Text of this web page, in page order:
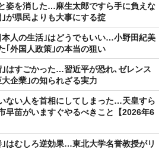
姿を消した…麻生太郎ですら手に負えな
が県民よりも大事にする掟
人の生活｣はどうでもいい…小野田紀美
｢外国人政策｣の本当の狙い
はすごかった…習近平が恐れ､ゼレンス
企業｣の知られざる実力
ない人を首相にしてしまった…天皇すら
早苗がいますぐやるべきこと【2026年6
｣はむしろ逆効果…東北大学名誉教授がリ